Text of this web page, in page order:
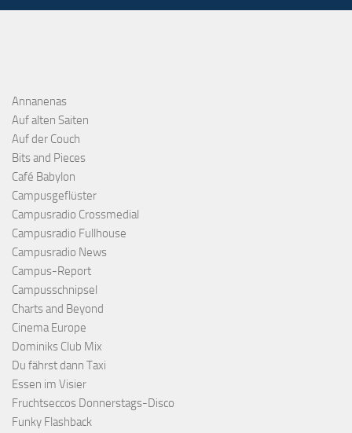
Annanenas
Auf alten Saiten
Auf der Couch
Bits and Pieces
Café Babylon
Campusgeflüster
Campusradio Crossmedial
Campusradio Fullhouse
Campusradio News
Campus-Report
Campusschnipsel
Charts and Beyond
Cinema Europe
Dominiks Club Mix
Du fährst dann Taxi
Essen im Visier
Fruchtseccos Donnerstags-Disco
Funky Flashback